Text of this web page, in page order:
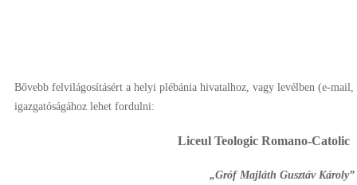
Bővebb felvilágosításért a helyi plébánia hivatalhoz, vagy levélben (e-
igazgatóságához lehet fordulni:
Liceul Teologic Romano-Catolic
„Gróf Majláth Gusztáv Károly”